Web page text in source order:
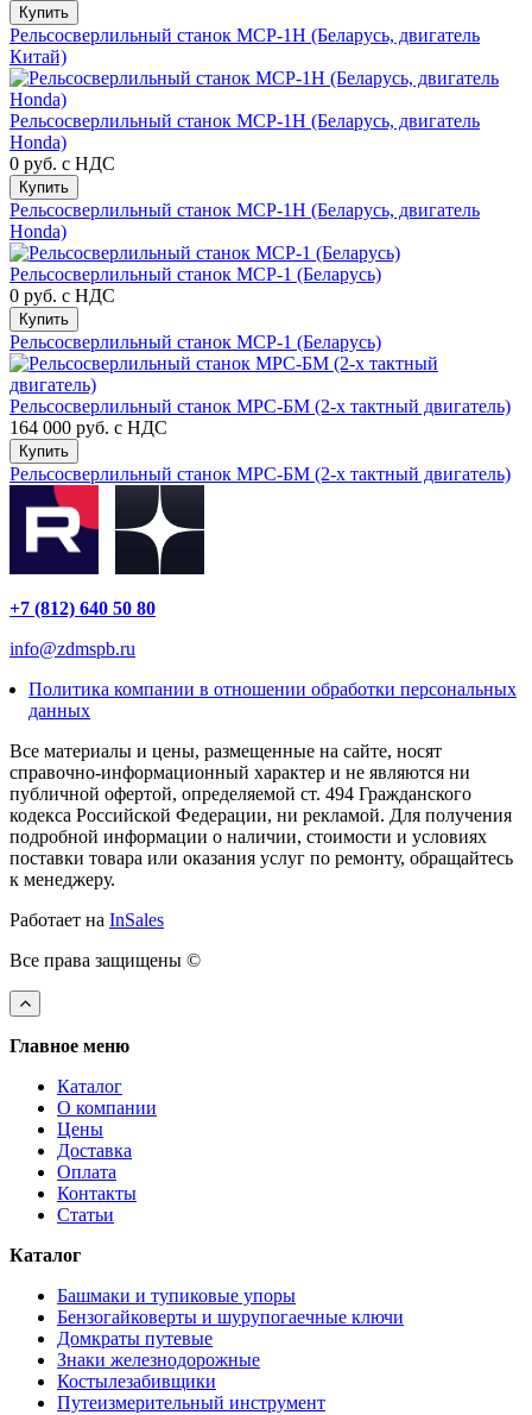
Купить
Рельсосверлильный станок МСР-1Н (Беларусь, двигатель
Китай)
Рельсосверлильный станок МСР-1H (Беларусь, двигатель
Honda)
0 руб. с НДС
Купить
Рельсосверлильный станок МСР-1H (Беларусь, двигатель
Honda)
Рельсосверлильный станок МСР-1 (Беларусь)
0 руб. с НДС
Купить
Рельсосверлильный станок МСР-1 (Беларусь)
Рельсосверлильный станок МРС-БМ (2-х тактный двигатель)
164 000 руб. с НДС
Купить
Рельсосверлильный станок МРС-БМ (2-х тактный двигатель)
+7 (812) 640 50 80
info@zdmspb.ru
Политика компании в отношении обработки персональных
данных
Все материалы и цены, размещенные на сайте, носят
справочно-информационный характер и не являются ни
публичной офертой, определяемой ст. 494 Гражданского
кодекса Российской Федерации, ни рекламой. Для получения
подробной информации о наличии, стоимости и условиях
поставки товара или оказания услуг по ремонту, обращайтесь
к менеджеру.
Работает на InSales
Все права защищены ©
Главное меню
Каталог
О компании
Цены
Доставка
Оплата
Контакты
Статьи
Каталог
Башмаки и тупиковые упоры
Бензогайковерты и шурупогаечные ключи
Домкраты путевые
Знаки железнодорожные
Костылезабивщики
Путеизмерительный инструмент